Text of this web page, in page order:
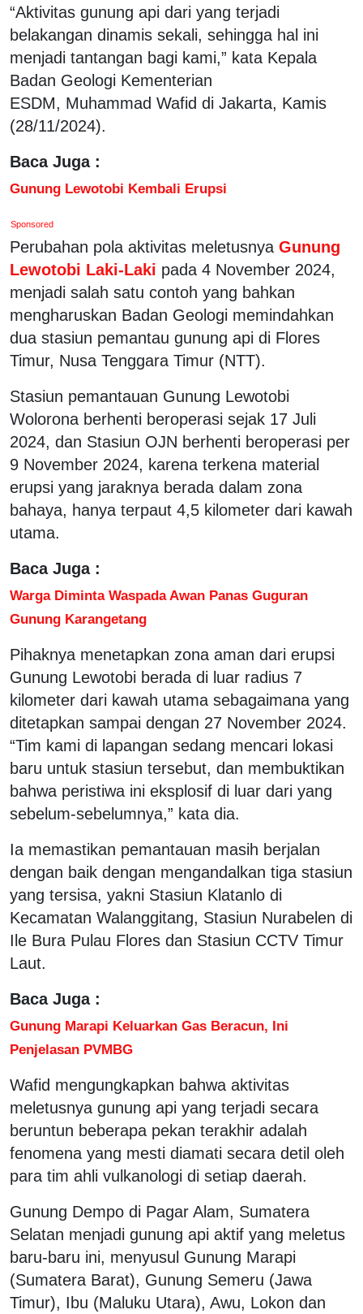
“Aktivitas gunung api dari yang terjadi
belakangan dinamis sekali, sehingga hal ini
menjadi tantangan bagi kami,” kata Kepala
Badan Geologi Kementerian
ESDM, Muhammad Wafid di Jakarta, Kamis
(28/11/2024).
Baca Juga :
Gunung Lewotobi Kembali Erupsi
Sponsored
Perubahan pola aktivitas meletusnya Gunung
Lewotobi Laki-Laki pada 4 November 2024,
menjadi salah satu contoh yang bahkan
mengharuskan Badan Geologi memindahkan
dua stasiun pemantau gunung api di Flores
Timur, Nusa Tenggara Timur (NTT).
Stasiun pemantauan Gunung Lewotobi
Wolorona berhenti beroperasi sejak 17 Juli
2024, dan Stasiun OJN berhenti beroperasi per
9 November 2024, karena terkena material
erupsi yang jaraknya berada dalam zona
bahaya, hanya terpaut 4,5 kilometer dari kawah
utama.
Baca Juga :
Warga Diminta Waspada Awan Panas Guguran
Gunung Karangetang
Pihaknya menetapkan zona aman dari erupsi
Gunung Lewotobi berada di luar radius 7
kilometer dari kawah utama sebagaimana yang
ditetapkan sampai dengan 27 November 2024.
“Tim kami di lapangan sedang mencari lokasi
baru untuk stasiun tersebut, dan membuktikan
bahwa peristiwa ini eksplosif di luar dari yang
sebelum-sebelumnya,” kata dia.
Ia memastikan pemantauan masih berjalan
dengan baik dengan mengandalkan tiga stasiun
yang tersisa, yakni Stasiun Klatanlo di
Kecamatan Walanggitang, Stasiun Nurabelen di
Ile Bura Pulau Flores dan Stasiun CCTV Timur
Laut.
Baca Juga :
Gunung Marapi Keluarkan Gas Beracun, Ini
Penjelasan PVMBG
Wafid mengungkapkan bahwa aktivitas
meletusnya gunung api yang terjadi secara
beruntun beberapa pekan terakhir adalah
fenomena yang mesti diamati secara detil oleh
para tim ahli vulkanologi di setiap daerah.
Gunung Dempo di Pagar Alam, Sumatera
Selatan menjadi gunung api aktif yang meletus
baru-baru ini, menyusul Gunung Marapi
(Sumatera Barat), Gunung Semeru (Jawa
Timur), Ibu (Maluku Utara), Awu, Lokon dan